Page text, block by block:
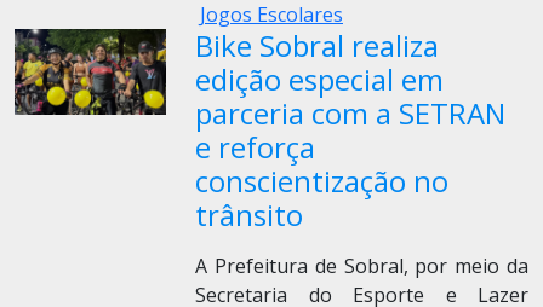
Jogos Escolares
Bike Sobral realiza
edição especial em
parceria com a SETRAN
e reforça
conscientização no
trânsito
A Prefeitura de Sobral, por meio da
Secretaria do Esporte e Lazer